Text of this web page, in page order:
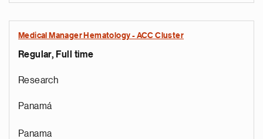
Medical Manager Hematology - ACC Cluster
Regular, Full time
Research
Panamá
Panama